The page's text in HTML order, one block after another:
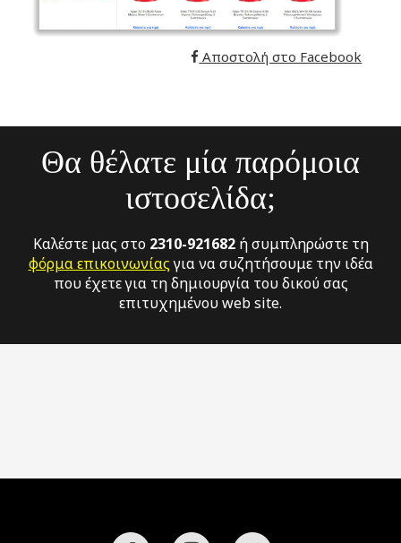
Αποστολή στο Facebook
Θα θέλατε μία παρόμοια
ιστοσελίδα;
Καλέστε μας στο 2310-921682ή συμπληρώστε τη
φόρμα επικοινωνίαςγια να συζητήσουμε την ιδέα
που έχετε για τη δημιουργία του δικού σας
επιτυχημένου web site.